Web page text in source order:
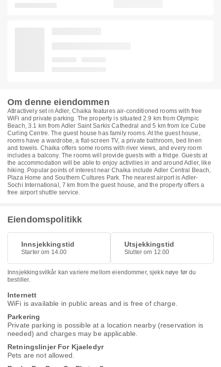
Om denne eiendommen
Attractively set in Adler, Chaika features air-conditioned rooms with free
WiFi and private parking. The property is situated 2.9 km from Olympic
Beach, 3.1 km from Adler Saint Sarkis Cathedral and 5 km from Ice Cube
Curling Centre. The guest house has family rooms. At the guest house,
rooms have a wardrobe, a flat-screen TV, a private bathroom, bed linen
and towels. Chaika offers some rooms with river views, and every room
includes a balcony. The rooms will provide guests with a fridge. Guests at
the accommodation will be able to enjoy activities in and around Adler, like
hiking. Popular points of interest near Chaika include Adler Central Beach,
Plaza Home and Southern Cultures Park. The nearest airport is Adler-
Sochi International, 7 km from the guest house, and the property offers a
free airport shuttle service.
Eiendomspolitikk
Innsjekkingstid
Starter om 14.00
Utsjekkingstid
Slutter om 12.00
Innsjekkingsvilkår kan variere mellom eiendommer, sjekk nøye før du
bestiller.
Internett
WiFi is available in public areas and is free of charge.
Parkering
Private parking is possible at a location nearby (reservation is
needed) and charges may be applicable.
Retningslinjer For Kjaeledyr
Pets are not allowed.